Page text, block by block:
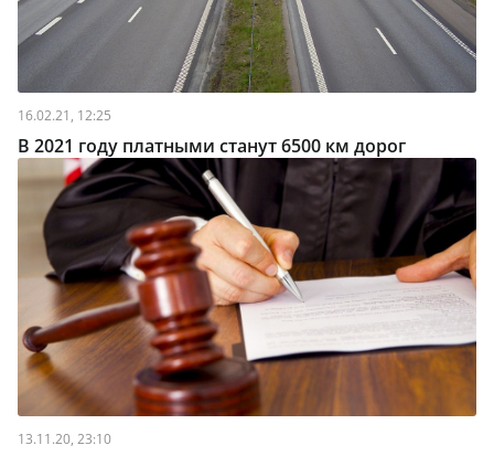
16.02.21, 12:25
В 2021 году платными станут 6500 км дорог
13.11.20, 23:10